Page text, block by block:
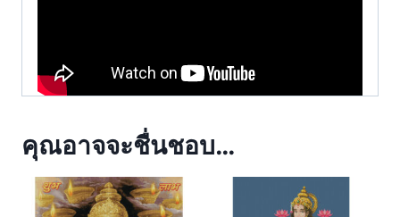
คุณอาจจะชื่นชอบ…